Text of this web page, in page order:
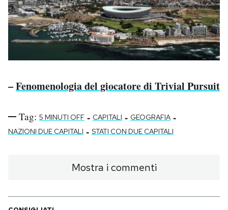
–Fenomenologia del giocatore di Trivial Pursuit
Tag: 5 MINUTI OFF - CAPITALI - GEOGRAFIA -
NAZIONI DUE CAPITALI - STATI CON DUE CAPITALI
Mostra i commenti